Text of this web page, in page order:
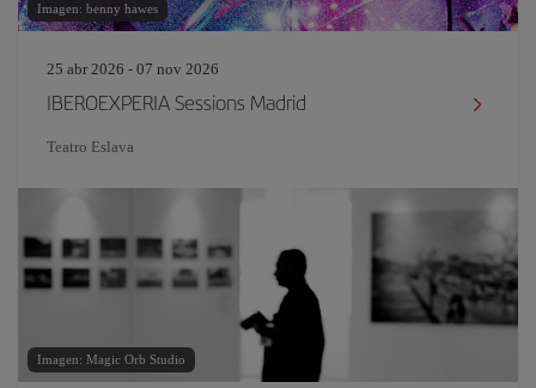
Imagen: benny hawes
25 abr 2026 - 07 nov 2026
IBEROEXPERIA Sessions Madrid
Teatro Eslava
Imagen: Magic Orb Studio